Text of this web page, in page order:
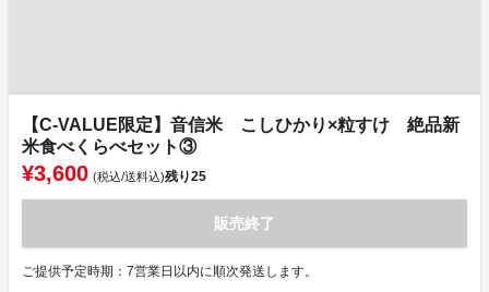
【C-VALUE限定】音信米 こしひかり×粒すけ 絶品新
米食べくらべセット③
¥3,600 (税込/送料込)残り25
販売終了
ご提供予定時期：7営業日以内に順次発送します。